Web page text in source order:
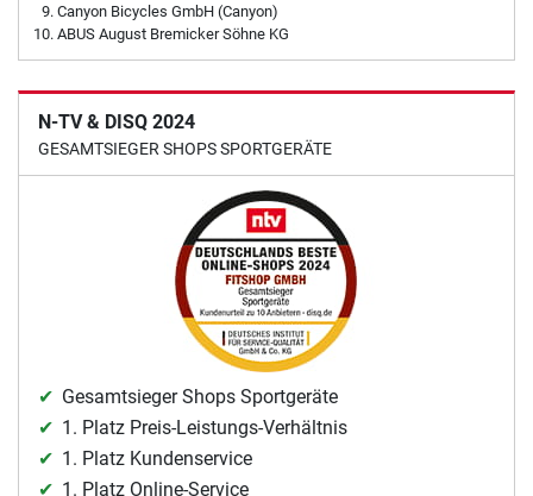
Canyon Bicycles GmbH (Canyon)
ABUS August Bremicker Söhne KG
N-TV & DISQ 2024
GESAMTSIEGER SHOPS SPORTGERÄTE
Gesamtsieger Shops Sportgeräte
1. Platz Preis-Leistungs-Verhältnis
1. Platz Kundenservice
1. Platz Online-Service